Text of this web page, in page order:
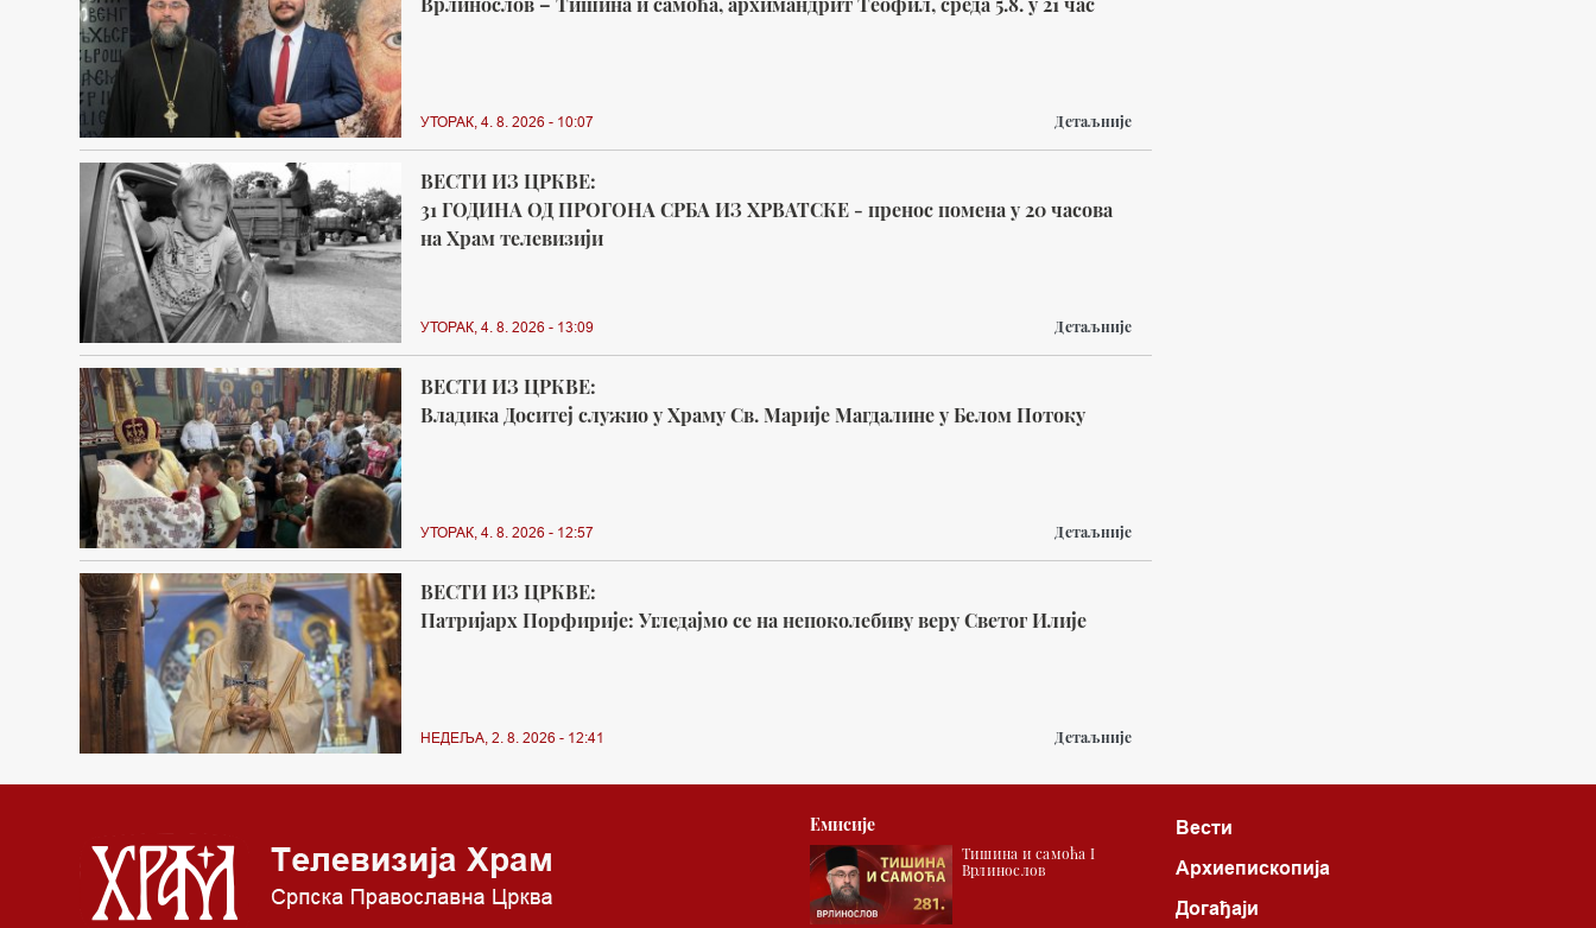
УТОРАК, 4. 8. 2026 - 10:07 Детаљније
ВЕСТИ ИЗ ЦРКВЕ:
31 ГОДИНА ОД ПРОГОНА СРБА ИЗ ХРВАТСКЕ - пренос помена у 20 часова
на Храм телевизији
УТОРАК, 4. 8. 2026 - 13:09 Детаљније
ВЕСТИ ИЗ ЦРКВЕ:
Владика Доситеј служио у Храму Св. Марије Магдалине у Белом Потоку
УТОРАК, 4. 8. 2026 - 12:57 Детаљније
ВЕСТИ ИЗ ЦРКВЕ:
Патријарх Порфирије: Угледајмо се на непоколебиву веру Светог Илије
НЕДЕЉА, 2. 8. 2026 - 12:41 Детаљније
Емисије
Тишина и самоћа I
Врлинослов
Вести
Архиепископија
Догађаји